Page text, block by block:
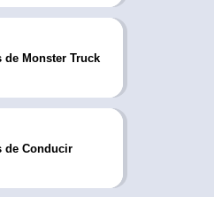
de Monster Truck
de Conducir